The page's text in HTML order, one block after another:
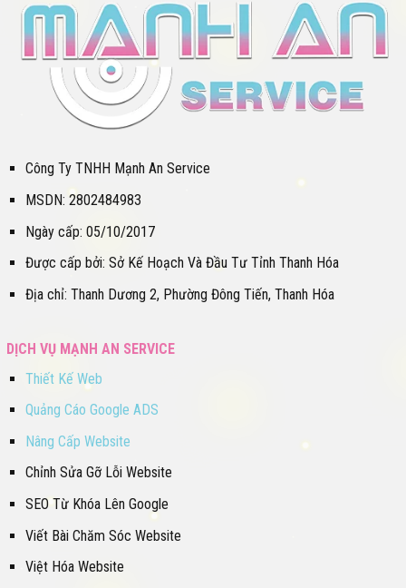
Công Ty TNHH Mạnh An Service
MSDN: 2802484983
Ngày cấp: 05/10/2017
Được cấp bởi: Sở Kế Hoạch Và Đầu Tư Tỉnh Thanh Hóa
Địa chỉ: Thanh Dương 2, Phường Đông Tiến, Thanh Hóa
DỊCH VỤ MẠNH AN SERVICE
Thiết Kế Web
Quảng Cáo Google ADS
Nâng Cấp Website
Chỉnh Sửa Gỡ Lỗi Website
SEO Từ Khóa Lên Google
Viết Bài Chăm Sóc Website
Việt Hóa Website